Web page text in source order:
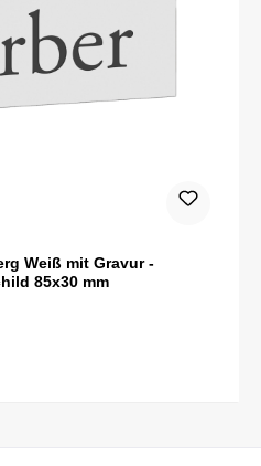
Weiß mit Gravur -
85x30 mm